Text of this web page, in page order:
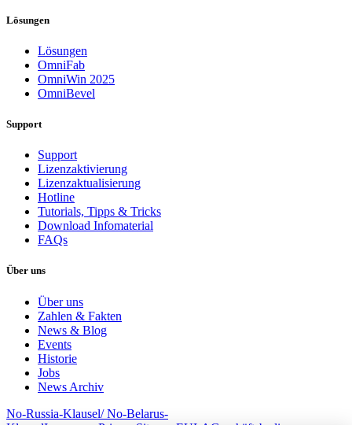
Lösungen
Lösungen
OmniFab
OmniWin 2025
OmniBevel
Support
Support
Lizenzaktivierung
Lizenzaktualisierung
Hotline
Tutorials, Tipps & Tricks
Download Infomaterial
FAQs
Über uns
Über uns
Zahlen & Fakten
News & Blog
Events
Historie
Jobs
News Archiv
No-Russia-Klausel/ No-Belarus-
KlauselImpressum Privacy Sitemap EULA Geschäftsbedingungem